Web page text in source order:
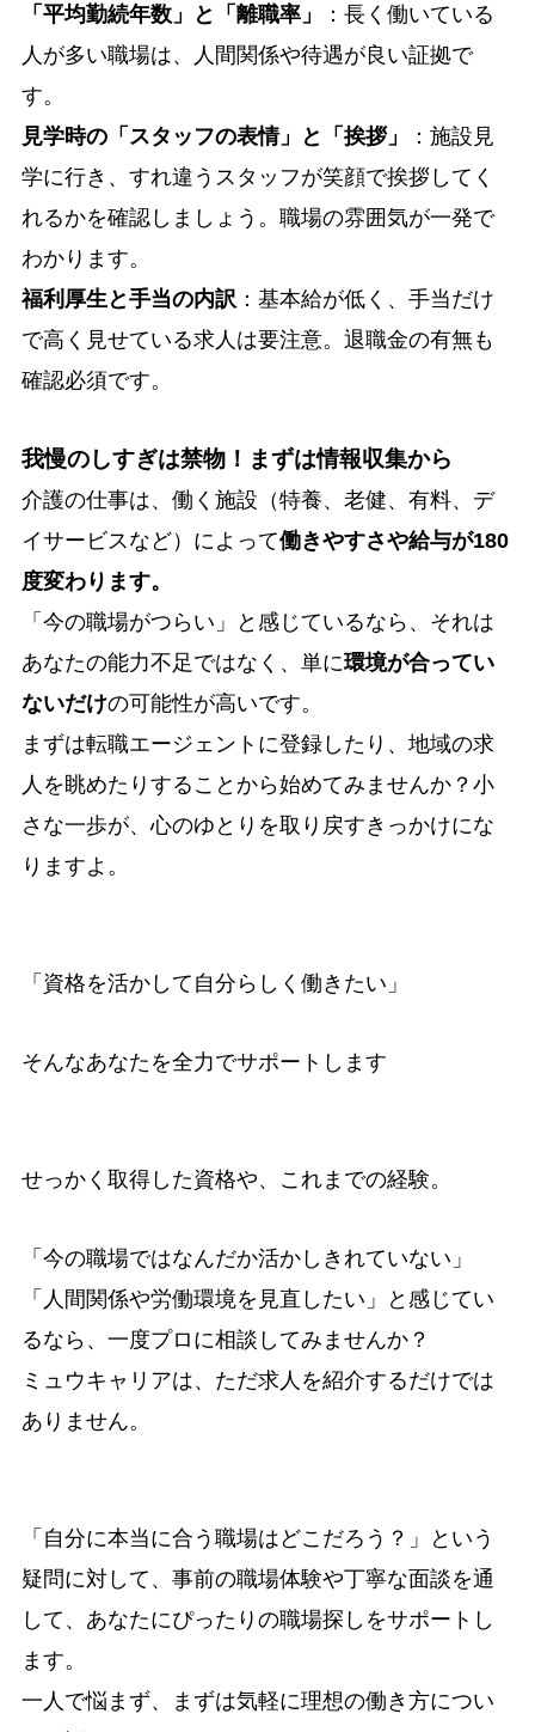
「平均勤続年数」と「離職率」
：長く働いている
人が多い職場は、人間関係や待遇が良い証拠で
す。
見学時の「スタッフの表情」と「挨拶」
：施設見
学に行き、すれ違うスタッフが笑顔で挨拶してく
れるかを確認しましょう。職場の雰囲気が一発で
わかります。
福利厚生と手当の内訳 ：基本給が低く、手当だけ
で高く見せている求人は要注意。退職金の有無も
確認必須です。
我慢のしすぎは禁物！まずは情報収集から
介護の仕事は、働く施設（特養、老健、有料、デ
イサービスなど）によって働きやすさや給与が180
度変わります。
「今の職場がつらい」と感じているなら、それは
あなたの能力不足ではなく、単に環境が合ってい
ないだけの可能性が高いです。
まずは転職エージェントに登録したり、地域の求
人を眺めたりすることから始めてみませんか？小
さな一歩が、心のゆとりを取り戻すきっかけにな
りますよ。
「資格を活かして自分らしく働きたい」
そんなあなたを全力でサポートします
せっかく取得した資格や、これまでの経験。
「今の職場ではなんだか活かしきれていない」
「人間関係や労働環境を見直したい」と感じてい
るなら、一度プロに相談してみませんか？
ミュウキャリアは、ただ求人を紹介するだけでは
ありません。
「自分に本当に合う職場はどこだろう？」という
疑問に対して、事前の職場体験や丁寧な面談を通
して、あなたにぴったりの職場探しをサポートし
ます。
一人で悩まず、まずは気軽に理想の働き方につい